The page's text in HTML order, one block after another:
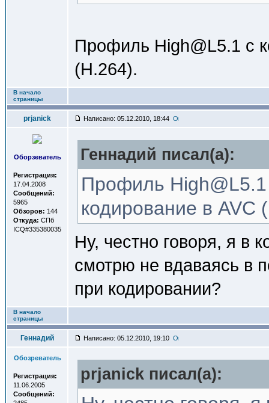
Профиль High@L5.1 с
(H.264).
В начало
страницы
prjanick Написано: 05.12.2010, 18:44
Оборзеватель
Регистрация:
17.04.2008
Сообщений:
5965
Обзоров: 144
Откуда: СПб
ICQ#335380035
Геннадий писал(a):
Профиль
кодирование в AVC
Ну, честно говоря, я в
смотрю не вдаваясь в
при кодировании?
В начало
страницы
Геннадий Написано: 05.12.2010, 19:10
Обозреватель
Регистрация:
11.06.2005
Сообщений:
prjanick писал(a):